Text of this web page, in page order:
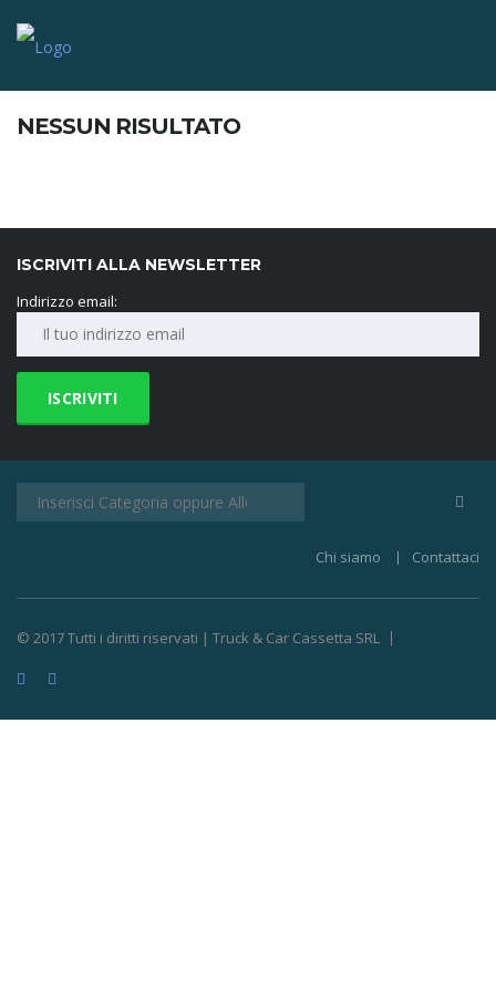
NESSUN RISULTATO
ISCRIVITI ALLA NEWSLETTER
Indirizzo email:
Chi siamo Contattaci
© 2017 Tutti i diritti riservati | Truck & Car Cassetta SRL